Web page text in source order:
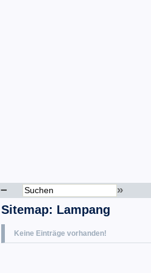
– »
Sitemap: Lampang
Keine Einträge vorhanden!